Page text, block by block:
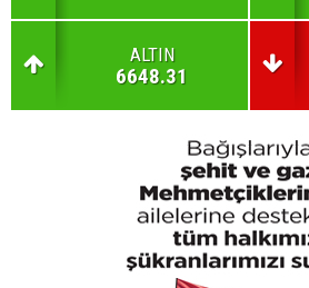
ALTIN
6648.31